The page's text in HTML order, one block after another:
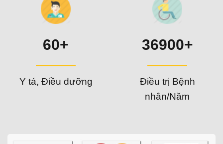
60+
Y tá, Điều dưỡng
36900+
Điều trị Bệnh
nhân/Năm